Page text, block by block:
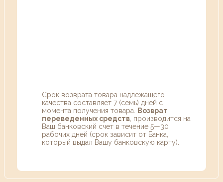
Срок возврата товара надлежащего
качества составляет 7 (семь) дней с
момента получения товара.
Возврат
переведенных средств , производится на
Ваш банковский счет в течение 5—30
рабочих дней (срок зависит от Банка,
который выдал Вашу банковскую карту).